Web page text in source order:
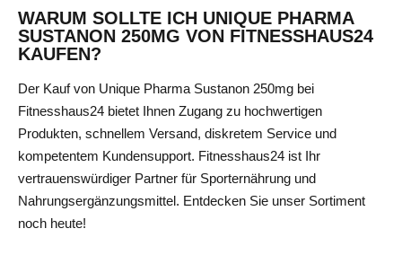
WARUM SOLLTE ICH UNIQUE PHARMA
SUSTANON 250MG VON FITNESSHAUS24
KAUFEN?
Der Kauf von Unique Pharma Sustanon 250mg bei
Fitnesshaus24 bietet Ihnen Zugang zu hochwertigen
Produkten, schnellem Versand, diskretem Service und
kompetentem Kundensupport. Fitnesshaus24 ist Ihr
vertrauenswürdiger Partner für Sporternährung und
Nahrungsergänzungsmittel. Entdecken Sie unser Sortiment
noch heute!